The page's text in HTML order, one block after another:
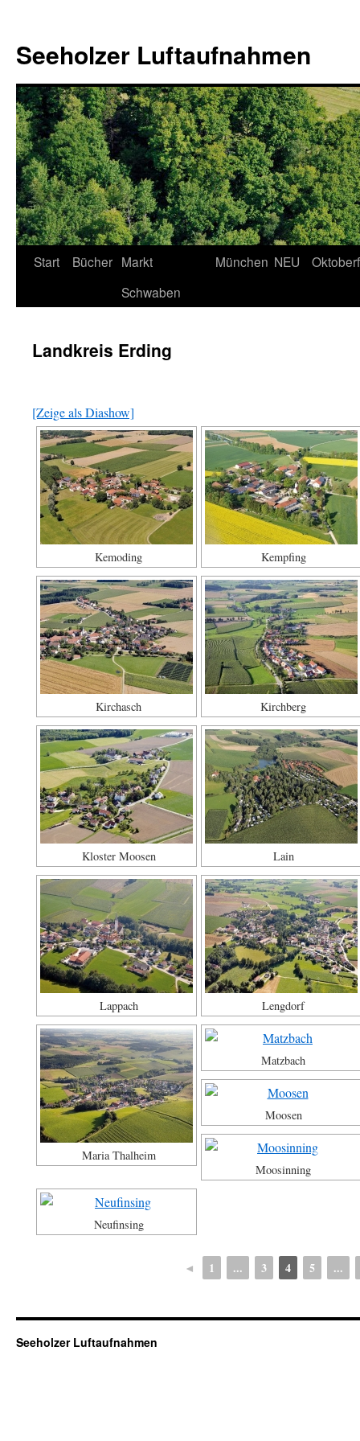
Seeholzer Luftaufnahmen
Zum
Start Bücher Markt
Schwaben
München NEU
Landkreis Erding
[Zeige als Diashow]
Kemoding Kempfing
Kirchasch Kirchberg
Kloster Moosen Lain
Lappach Lengdorf
Maria Thalheim
Matzbach
Moosen
Moosinning
Neufinsing
◄ 1 ... 3 4 5 ...
Seeholzer Luftaufnahmen